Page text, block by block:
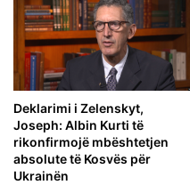
Deklarimi i Zelenskyt,
Joseph: Albin Kurti të
rikonfirmojë mbështetjen
absolute të Kosvës për
Ukrainën